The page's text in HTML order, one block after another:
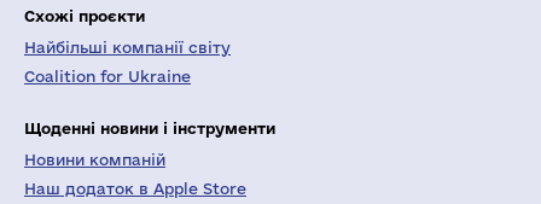
Схожі проєкти
Найбільші компанії світу
Coalition for Ukraine
Щоденні новини і інструменти
Новини компаній
Наш додаток в Apple Store